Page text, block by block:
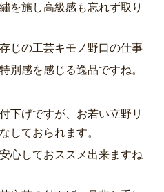
を施し高級感も忘れず取り
じの工芸キモノ野口の仕事
別感を感じる逸品ですね。
下げですが、お若い立野リ
しておられます。
心しておススメ出来ますね